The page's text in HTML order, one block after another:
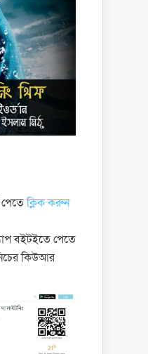
পেতেক্লিক করুন
বইটইতে পেতে
কিউআর